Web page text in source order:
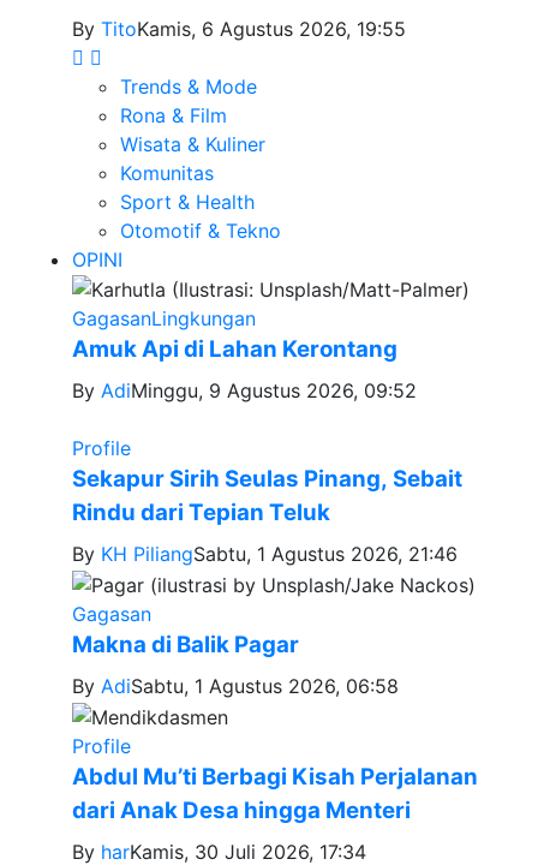
By TitoKamis, 6 Agustus 2026, 19:55
Trends & Mode
Rona & Film
Wisata & Kuliner
Komunitas
Sport & Health
Otomotif & Tekno
OPINI
GagasanLingkungan
Amuk Api di Lahan Kerontang
By AdiMinggu, 9 Agustus 2026, 09:52
Profile
Sekapur Sirih Seulas Pinang, Sebait
Rindu dari Tepian Teluk
By KH PiliangSabtu, 1 Agustus 2026, 21:46
Gagasan
Makna di Balik Pagar
By AdiSabtu, 1 Agustus 2026, 06:58
Profile
Abdul Mu’ti Berbagi Kisah Perjalanan
dari Anak Desa hingga Menteri
By harKamis, 30 Juli 2026, 17:34